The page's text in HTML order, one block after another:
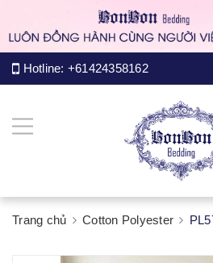
Hotline: +61424358162
Trang chủ Cotton Polyester